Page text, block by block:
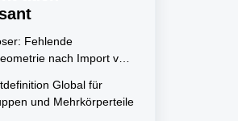
Fehlende
nach Import von
Global für
und Mehrkörperteile